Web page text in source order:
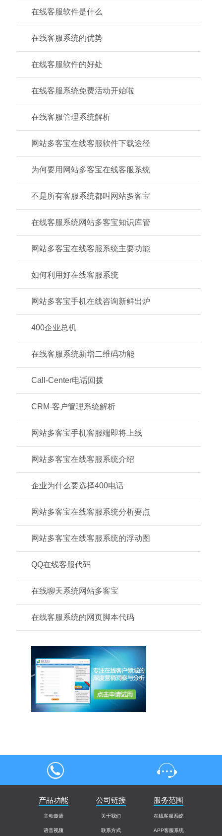
在线客服软件是什么
在线客服系统的优势
在线客服软件的好处
在线客服系统免费活动开始啦
在线客服管理系统解析
网站多客宝在线客服软件下载途径
为何要用网站多客宝在线客服系统
不是所有客服系统都叫网站多客宝
在线客服系统网站多客宝知识库管
网站多客宝在线客服系统主要功能
如何利用好在线客服系统
网站多客宝手机在线咨询新鲜出炉
400企业总机
在线客服系统新增二维码功能
Call-Center电话回拨
CRM-客户管理系统解析
网站多客宝手机客服端即将上线
网站多客宝在线客服系统介绍
企业为什么要选择400电话
网站多客宝在线客服系统分析要点
网站多客宝在线客服系统的浮动图
QQ在线客服代码
在线聊天系统网站多客宝
在线客服系统的网页脚本代码
4000004013 在线客服
产品功能
主动邀请
语音视频
公司链接
关于我们
联系方式
服务范围
在线客服系统
APP客服系统